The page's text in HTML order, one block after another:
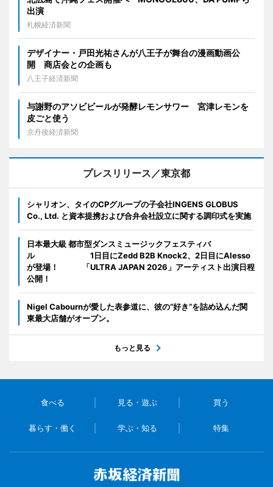
出演
札幌経済新聞
デザイナー・戸田光祐さんが八王子が舞台の漫画動画公
開 商店会との企画も
八王子経済新聞
与謝野のアソビビールが発酵レモンサワー 宮津レモンを
皮ごと使う
京丹後経済新聞
プレスリリース／東京都
シャリオン、タイのCPグループの子会社INGENS GLOBUS
Co., Ltd. と資本提携および合弁会社設立に関する調印式を実施
日本最大級 都市型ダンスミュージックフェスティバ
ル 1日目にZedd B2B Knock2、2日目にAlesso
が登場！ 「ULTRA JAPAN 2026」アーティスト出演日程
公開！
Nigel Cabournが愛した表参道に、彼の“好き”を詰め込んだ関
東最大店舗がオープン。
もっと見る
食べる 見る・遊ぶ 買う
暮らす・働く 学ぶ・知る 特集